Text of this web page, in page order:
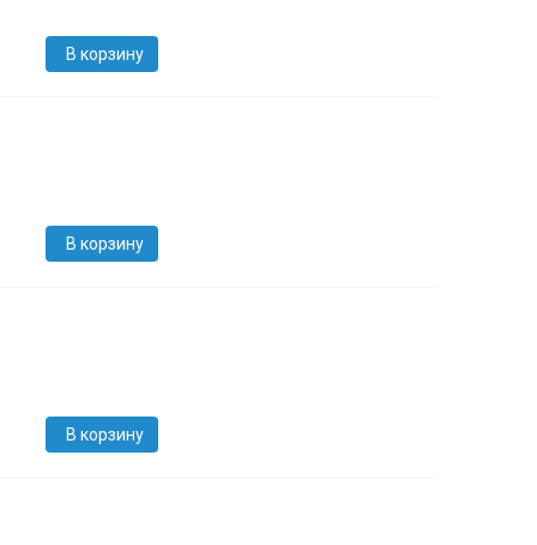
В корзину
В корзину
В корзину